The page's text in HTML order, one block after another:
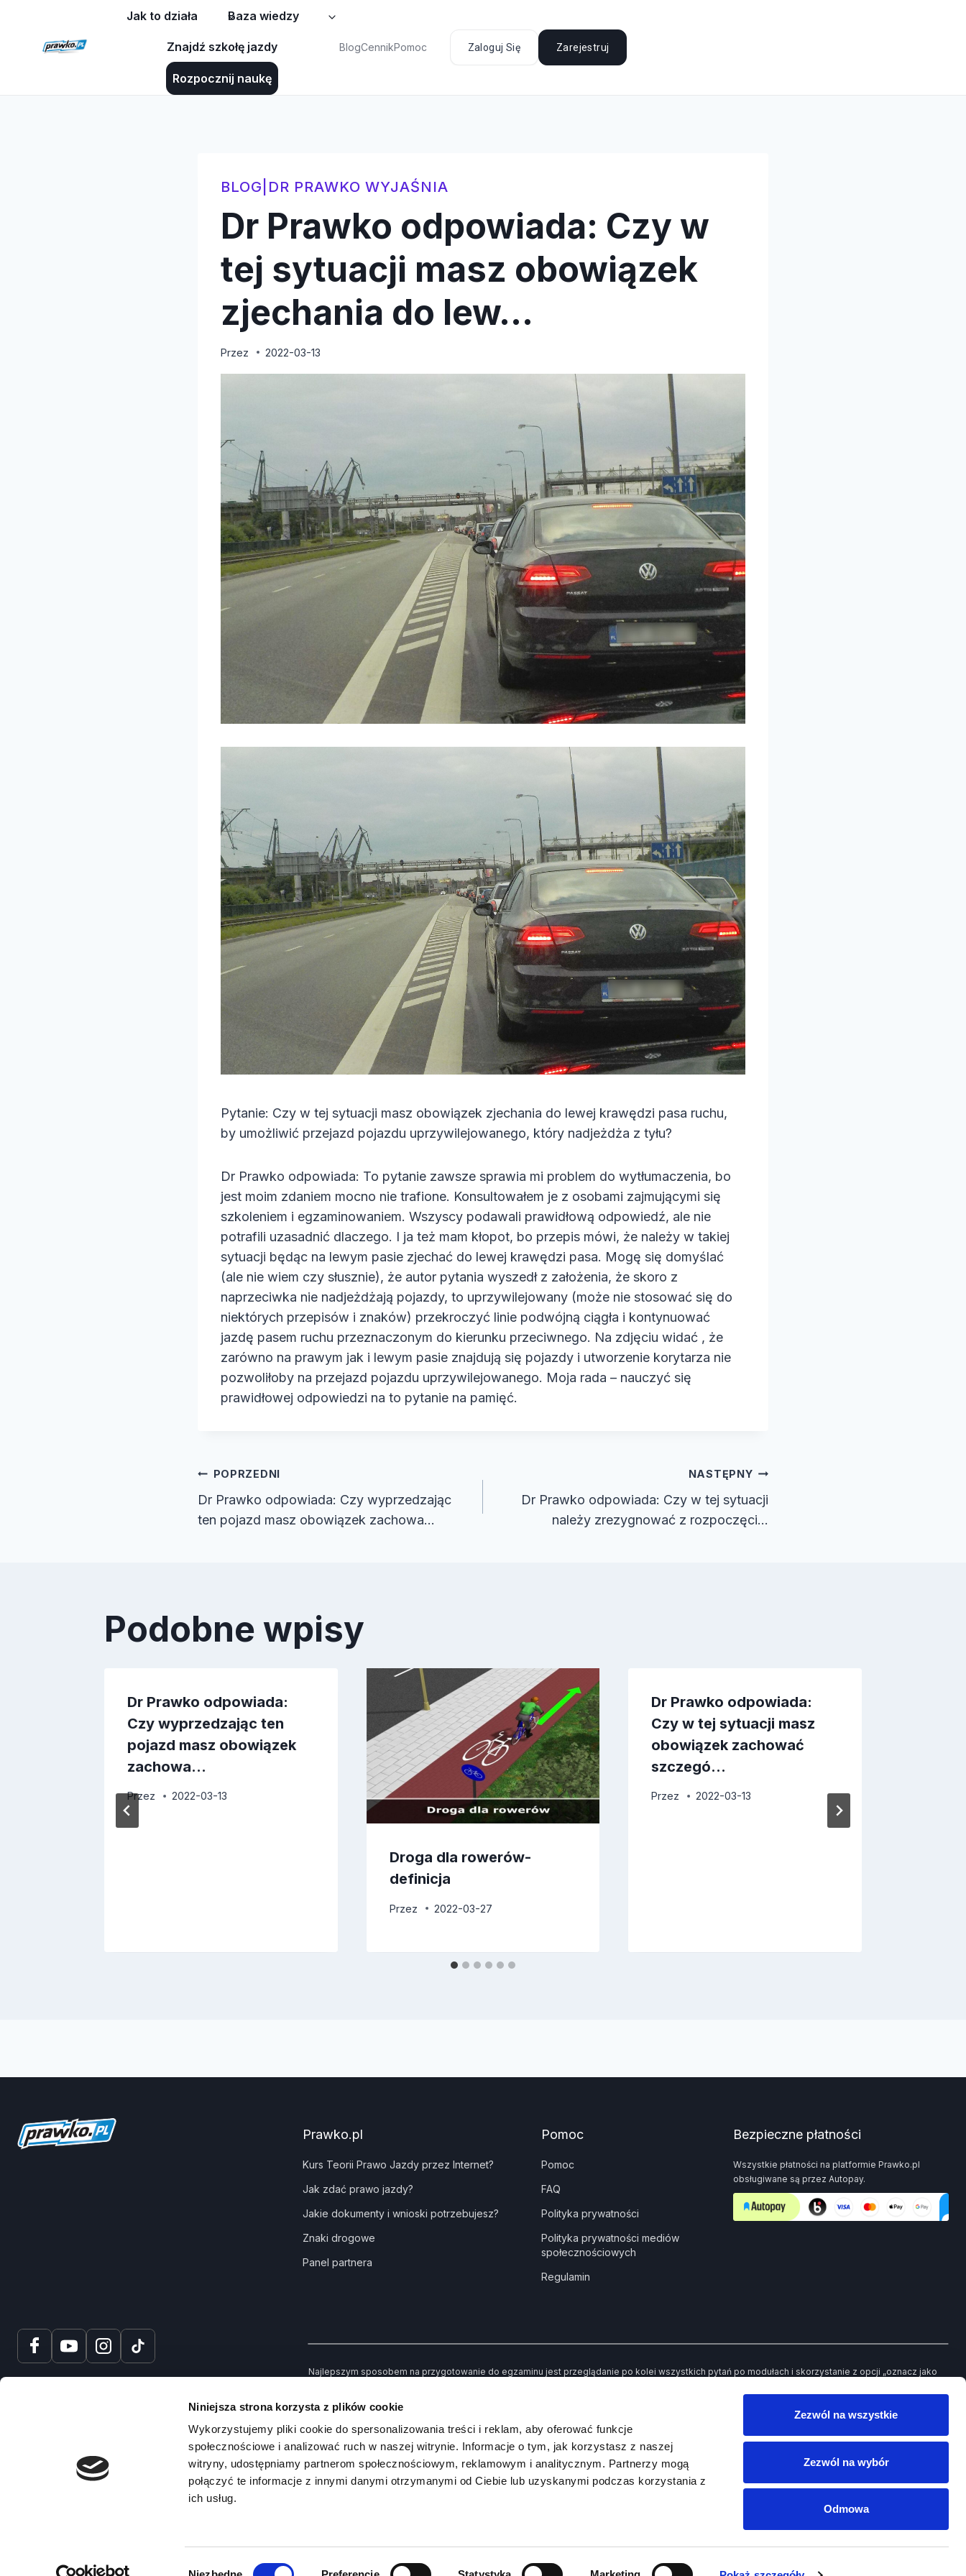
Niniejsza strona korzysta z plików cookie
Wykorzystujemy pliki cookie do spersonalizowania treści i reklam, aby oferować funkcje
społecznościowe i analizować ruch w naszej witrynie. Informacje o tym, jak korzystasz z naszej
witryny, udostępniamy partnerom społecznościowym, reklamowym i analitycznym. Partnerzy mogą
połączyć te informacje z innymi danymi otrzymanymi od Ciebie lub uzyskanymi podczas korzystania z
ich usług.
Zezwól na wszystkie
Zezwól na wybór
Odmowa
Jak to działa Baza wiedzy
Znajdź szkołę jazdy
Rozpocznij naukę
BlogCennikPomoc Zaloguj Się Zarejestruj
BLOG DR PRAWKO WYJAŚNIA
Dr Prawko odpowiada: Czy w
tej sytuacji masz obowiązek
zjechania do lew…
Przez 2022-03-13
Pytanie: Czy w tej sytuacji masz obowiązek zjechania do lewej krawędzi pasa ruchu,
by umożliwić przejazd pojazdu uprzywilejowanego, który nadjeżdża z tyłu?
Dr Prawko odpowiada: To pytanie zawsze sprawia mi problem do wytłumaczenia, bo
jest moim zdaniem mocno nie trafione. Konsultowałem je z osobami zajmującymi się
szkoleniem i egzaminowaniem. Wszyscy podawali prawidłową odpowiedź, ale nie
potrafili uzasadnić dlaczego. I ja też mam kłopot, bo przepis mówi, że należy w takiej
sytuacji będąc na lewym pasie zjechać do lewej krawędzi pasa. Mogę się domyślać
(ale nie wiem czy słusznie), że autor pytania wyszedł z założenia, że skoro z
naprzeciwka nie nadjeżdżają pojazdy, to uprzywilejowany (może nie stosować się do
niektórych przepisów i znaków) przekroczyć linie podwójną ciągła i kontynuować
jazdę pasem ruchu przeznaczonym do kierunku przeciwnego. Na zdjęciu widać , że
zarówno na prawym jak i lewym pasie znajdują się pojazdy i utworzenie korytarza nie
pozwoliłoby na przejazd pojazdu uprzywilejowanego. Moja rada – nauczyć się
prawidłowej odpowiedzi na to pytanie na pamięć.
Nawigacja
wpisu
POPRZEDNI
Dr Prawko odpowiada: Czy wyprzedzając
ten pojazd masz obowiązek zachowa…
NASTĘPNY
Dr Prawko odpowiada: Czy w tej sytuacji
należy zrezygnować z rozpoczęci…
Podobne wpisy
Dr Prawko odpowiada:
Czy wyprzedzając ten
pojazd masz obowiązek
zachowa…
Przez 2022-03-13
Droga dla rowerów-
definicja
Przez 2022-03-27
Dr Prawko odpowiada:
Czy w tej sytuacji masz
obowiązek zachować
szczegó…
Przez 2022-03-13
Prawko.pl
Kurs Teorii Prawo Jazdy przez Internet?
Jak zdać prawo jazdy?
Jakie dokumenty i wnioski potrzebujesz?
Znaki drogowe
Panel partnera
Pomoc
Pomoc
FAQ
Polityka prywatności
Polityka prywatności mediów
społecznościowych
Regulamin
Bezpieczne płatności
Wszystkie płatności na platformie Prawko.pl
obsługiwane są przez Autopay.
Najlepszym sposobem na przygotowanie do egzaminu jest przeglądanie po kolei wszystkich pytań po modułach i skorzystanie z opcji „oznacz jako